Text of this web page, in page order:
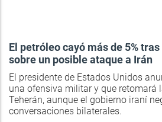
El petróleo cayó más de 5%
sobre un posible ataque a Irán
El presidente de Estados Unidos
una ofensiva militar y que retomará
Teherán, aunque el gobierno iraní
conversaciones bilaterales.